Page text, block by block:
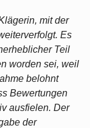
mit der
Es
Teil
worden sei, weil
belohnt
Bewertungen
ausfielen. Der
der